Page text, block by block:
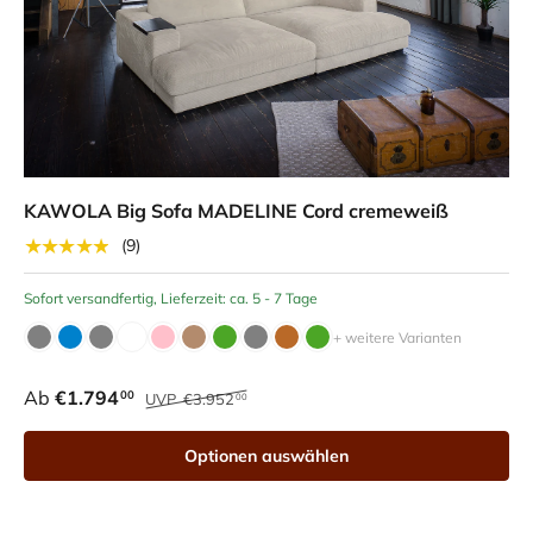
KAWOLA Big Sofa MADELINE Cord cremeweiß
★★★★★
(9)
Sofort versandfertig, Lieferzeit: ca. 5 - 7 Tage
+ weitere Varianten
Ab €1.79400 UVP€3.95200
Optionen auswählen